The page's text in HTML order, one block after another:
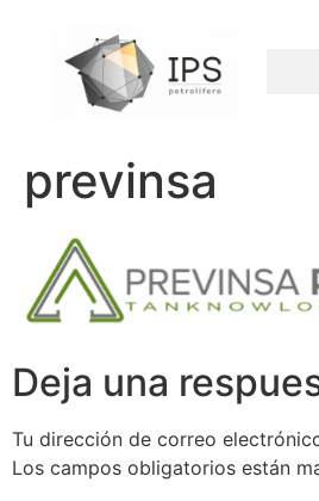
previnsa
Deja una
Tu dirección de correo
Los campos obligatorios están